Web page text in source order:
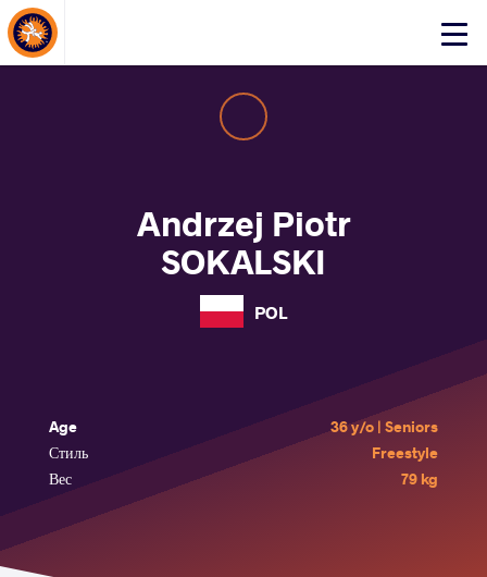
Click
About Events
Andrzej Piotr
SOKALSKI
POL
Age
36 y/o | Seniors
Стиль
Freestyle
Вес
79 kg